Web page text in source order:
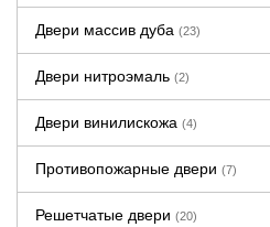
Двери массив дуба (23)
Двери нитроэмаль (2)
Двери винилискожа (4)
Противопожарные двери (7)
Решетчатые двери (20)